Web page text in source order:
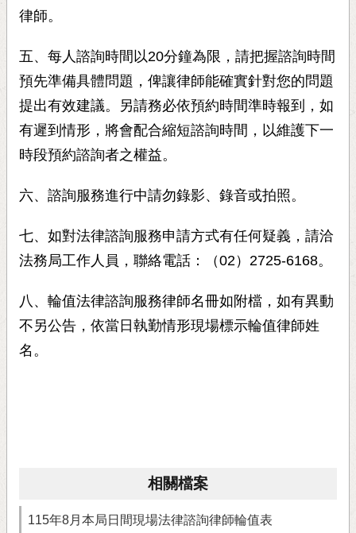
律師。
五、每人諮詢時間以20分鐘為限，請把握諮詢時間
預先準備具體問題，俾讓律師能確實針對您的問題
提出有效建議。另請務必依預約時間準時報到，如
有遲到情形，將會配合縮短諮詢時間，以維護下一
時段預約諮詢者之權益。
六、諮詢服務進行中請勿錄影、錄音或拍照。
七、如對法律諮詢服務申請方式有任何疑義，請洽
法務局工作人員，聯絡電話：（02）2725-6168。
八、輪值法律諮詢服務律師名冊如附檔，如有異動
不另公告，依當日執勤情形現場標示輪值律師姓
名。
相關檔案
115年8月本局日間現場法律諮詢律師輪值表